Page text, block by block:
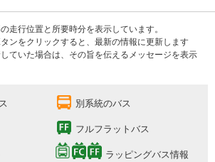
走行位置と所要時分を表示しています。
ンをクリックすると、最新の情報に更新します
ていた場合は、その旨を伝えるメッセージを表示
別系統のバス
フルフラットバス
ラッピングバス情報